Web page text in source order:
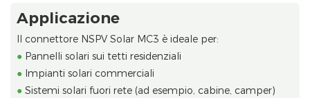
Applicazione
Il connettore NSPV Solar MC3 è ideale per:
● Pannelli solari sui tetti residenziali
● Impianti solari commerciali
● Sistemi solari fuori rete (ad esempio, cabine, camper)